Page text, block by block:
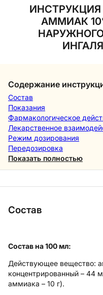
АММИАК
Содержание
Состав
Показания
Фармакологическое
Лекарственное
Режим дозирования
Передозировка
Показать полностью
Состав
Состав на 100 мл:
Действующее вещество:
концентрированный – 44
аммиака – 10 г).